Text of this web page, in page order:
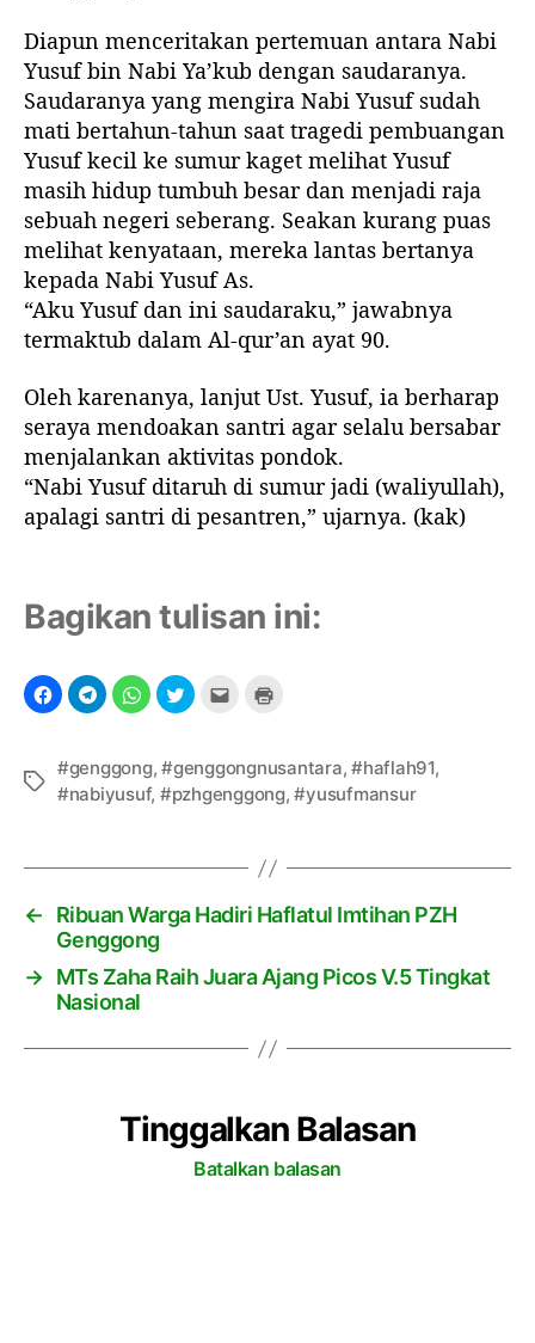
Diapun menceritakan pertemuan antara Nabi
Yusuf bin Nabi Ya’kub dengan saudaranya.
Saudaranya yang mengira Nabi Yusuf sudah
mati bertahun-tahun saat tragedi pembuangan
Yusuf kecil ke sumur kaget melihat Yusuf
masih hidup tumbuh besar dan menjadi raja
sebuah negeri seberang. Seakan kurang puas
melihat kenyataan, mereka lantas bertanya
kepada Nabi Yusuf As.
“Aku Yusuf dan ini saudaraku,” jawabnya
termaktub dalam Al-qur’an ayat 90.
Oleh karenanya, lanjut Ust. Yusuf, ia berharap
seraya mendoakan santri agar selalu bersabar
menjalankan aktivitas pondok.
“Nabi Yusuf ditaruh di sumur jadi (waliyullah),
apalagi santri di pesantren,” ujarnya. (kak)
Bagikan tulisan ini:
T
#genggong,#genggongnusantara,#haflah91,
#nabiyusuf, #pzhgenggong,#yusufmansur
←
Ribuan Warga Hadiri Haflatul Imtihan PZH
Genggong
→ MTs Zaha Raih Juara Ajang Picos V.5 Tingkat
Nasional
Tinggalkan Balasan
Batalkan balasan